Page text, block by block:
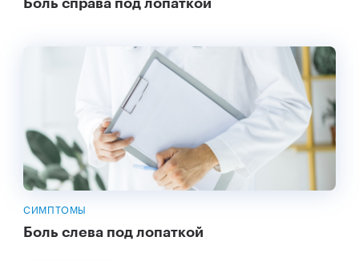
СИМПТОМЫ
Боль слева под лопаткой